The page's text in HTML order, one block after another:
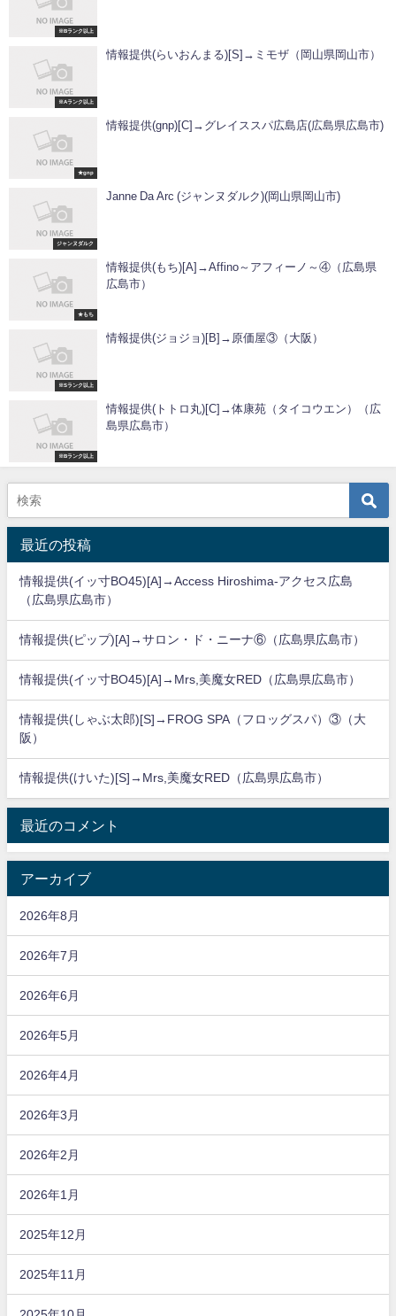
※Bランク以上
※Aランク以上
情報提供(らいおんまる)[S]→ミモザ（岡山県岡山市）
★gnp
情報提供(gnp)[C]→グレイススパ広島店(広島県広島市)
ジャンヌダルク
Janne Da Arc (ジャンヌダルク)(岡山県岡山市)
★もち
情報提供(もち)[A]→Affino～アフィーノ～④（広島県
広島市）
※Sランク以上
情報提供(ジョジョ)[B]→原価屋③（大阪）
※Bランク以上
情報提供(トトロ丸)[C]→体康苑（タイコウエン）（広
島県広島市）
最近の投稿
情報提供(イッ寸BO45)[A]→Access Hiroshima-アクセス広島
（広島県広島市）
情報提供(ピップ)[A]→サロン・ド・ニーナ⑥（広島県広島市）
情報提供(イッ寸BO45)[A]→Mrs,美魔女RED（広島県広島市）
情報提供(しゃぶ太郎)[S]→FROG SPA（フロッグスパ）③（大
阪）
情報提供(けいた)[S]→Mrs,美魔女RED（広島県広島市）
最近のコメント
アーカイブ
2026年8月
2026年7月
2026年6月
2026年5月
2026年4月
2026年3月
2026年2月
2026年1月
2025年12月
2025年11月